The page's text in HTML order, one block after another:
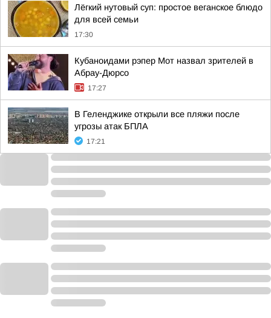
Лёгкий нутовый суп: простое веганское блюдо
для всей семьи
17:30
Кубаноидами рэпер Мот назвал зрителей в
Абрау-Дюрсо
17:27
В Геленджике открыли все пляжи после
угрозы атак БПЛА
17:21